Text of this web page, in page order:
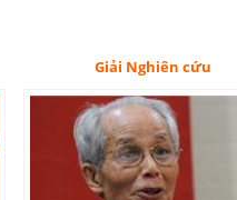
Giải Nghiên cứu